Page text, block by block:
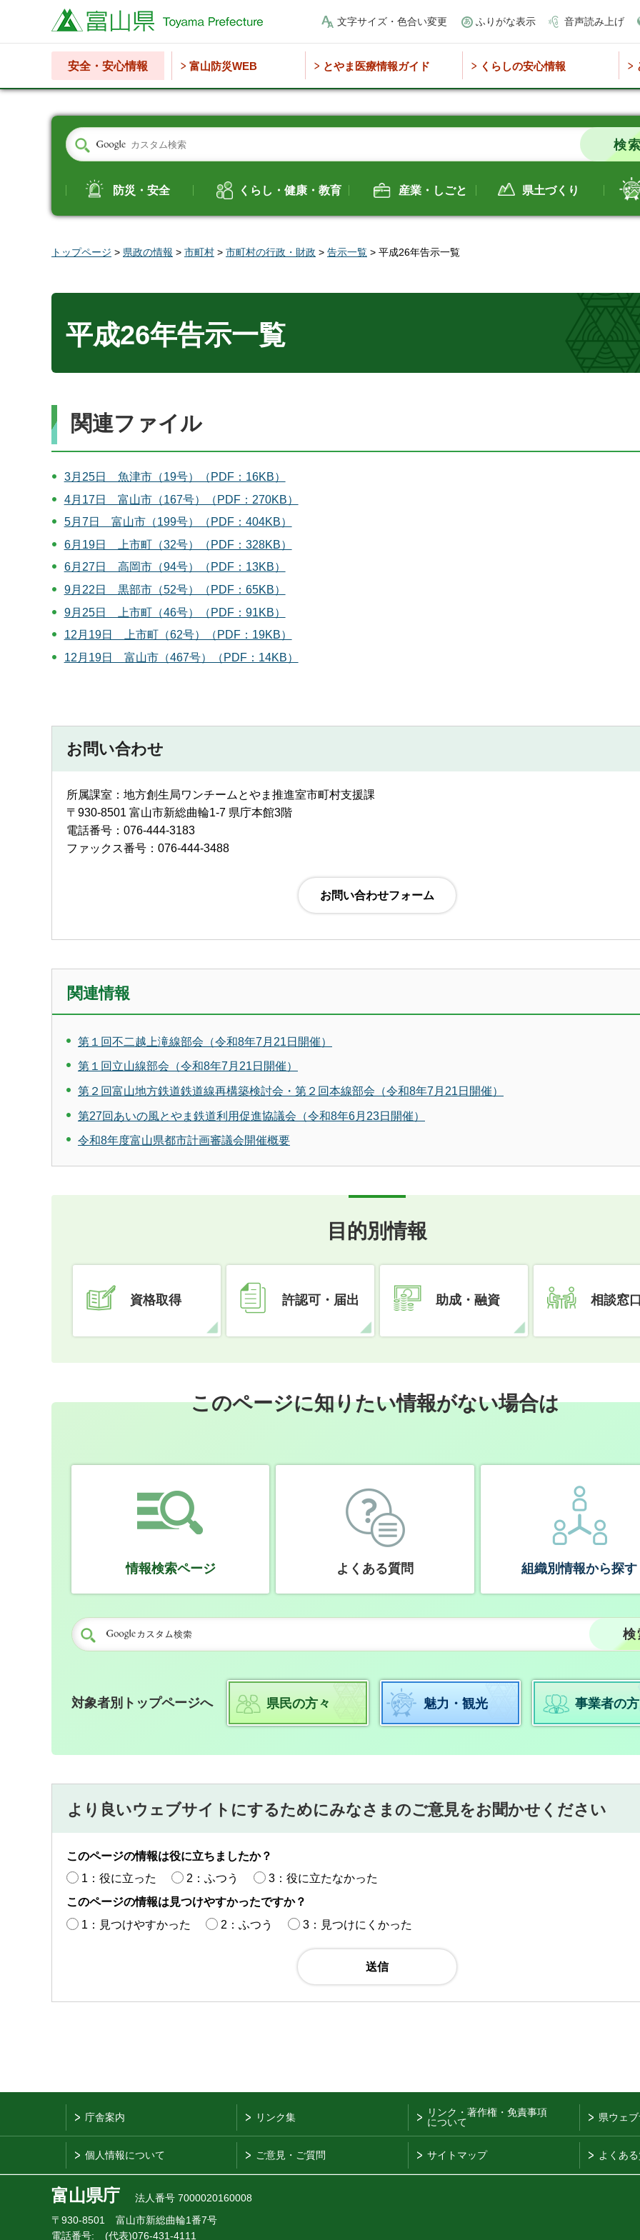
富山県 文字サイズ・色合い変更 ふりがな表示 音声読み上げ
安全・安心情報 富山防災WEB とやま医療情報ガイド くらしの安心情報
防災・安全 くらし・健康・教育 産業・しごと 県土づくり
トップページ > 県政の情報 > 市町村 > 市町村の行政・財政 > 告示一覧 > 平成26年告示一覧
平成26年告示一覧
関連ファイル
3月25日 魚津市（19号）（PDF：16KB）
4月17日 富山市（167号）（PDF：270KB）
5月7日 富山市（199号）（PDF：404KB）
6月19日 上市町（32号）（PDF：328KB）
6月27日 高岡市（94号）（PDF：13KB）
9月22日 黒部市（52号）（PDF：65KB）
9月25日 上市町（46号）（PDF：91KB）
12月19日 上市町（62号）（PDF：19KB）
12月19日 富山市（467号）（PDF：14KB）
お問い合わせ
所属課室：地方創生局ワンチームとやま推進室市町村支援課
〒930-8501 富山市新総曲輪1-7 県庁本館3階
電話番号：076-444-3183
ファックス番号：076-444-3488
関連情報
第１回不二越上滝線部会（令和8年7月21日開催）
第１回立山線部会（令和8年7月21日開催）
第２回富山地方鉄道鉄道線再構築検討会・第２回本線部会（令和8年7月21日開催）
第27回あいの風とやま鉄道利用促進協議会（令和8年6月23日開催）
令和8年度富山県都市計画審議会開催概要
目的別情報
資格取得 許認可・届出 助成・融資 相談窓
このページに知りたい情報がない場合は
情報検索ページ よくある質問 組織別情報から探す
対象者別トップページへ 県民の方々 魅力・観光 事業者の
より良いウェブサイトにするためにみなさまのご意見をお聞かせください
このページの情報は役に立ちましたか？
1：役に立った
2：ふつう
3：役に立たなかった
このページの情報は見つけやすかったですか？
1：見つけやすかった
2：ふつう 3：見つけにくかった
庁舎案内 リンク集
リンク・著作権・免責事項
について
県ウェ
個人情報について ご意見・ご質問 サイトマップ よくあ
富山県庁
法人番号 7000020160008
〒930-8501
富山市新総曲輪1番7号
電話番号:
(代表)076-431-4111